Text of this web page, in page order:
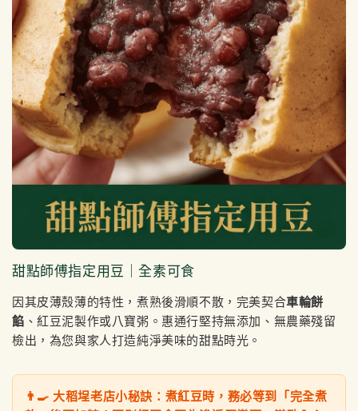
甜點師傅指定用豆｜全素可食
因其皮薄殼薄的特性，煮熟後滑順不散，完美契合車輪餅
餡 、紅豆泥製作或八寶粥。惠通行堅持無添加、無農藥殘留
檢出，為您與家人打造純淨美味的甜點時光。
👨‍🍳 大稻埕老店小秘訣：煮紅豆時，務必等到「完全煮